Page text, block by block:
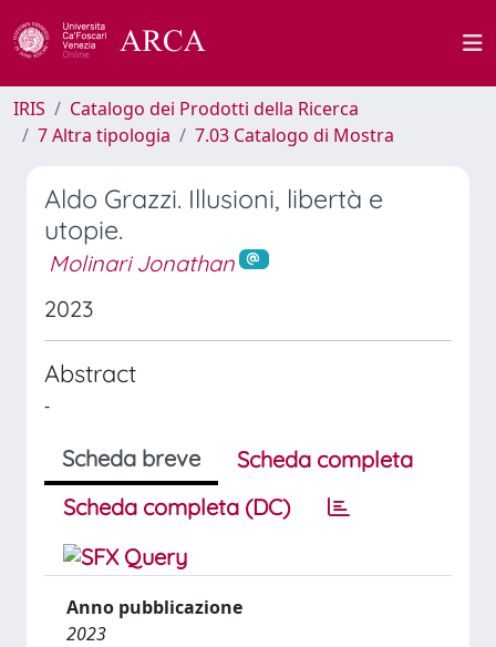
IRIS
Catalogo dei Prodotti della Ricerca
7 Altra tipologia
7.03 Catalogo di Mostra
Aldo Grazzi. Illusioni, libertà e
utopie.
Molinari Jonathan
2023
Abstract
-
Scheda breve
Scheda completa
Scheda completa (DC)
Anno pubblicazione
2023